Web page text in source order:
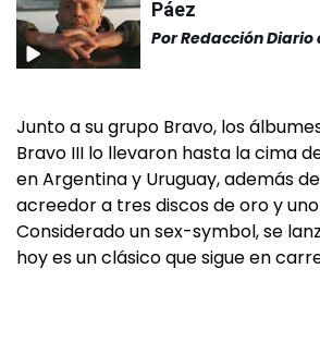
Páez
PorRedacción Diario
Junto a su grupo Bravo, los
Bravo III lo llevaron hasta la cima
en Argentina y Uruguay, además
acreedor a tres discos de oro y
Considerado un sex-symbol, se
hoy es un clásico que sigue en